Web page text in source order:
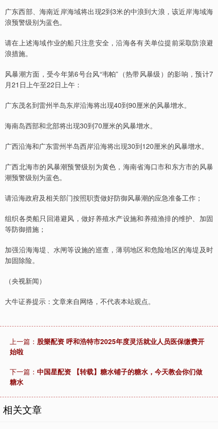
广东西部、海南近岸海域将出现2到3米的中浪到大浪，该近岸海域海
浪预警级别为蓝色。
请在上述海域作业的船只注意安全，沿海各有关单位提前采取防浪避
浪措施。
风暴潮方面，受今年第6号台风“韦帕”（热带风暴级）的影响，预计7
月21日上午至22日上午：
广东茂名到雷州半岛东岸沿海将出现40到90厘米的风暴增水。
海南岛西部和北部将出现30到70厘米的风暴增水。
广西沿海和广东雷州半岛西岸沿海将出现30到120厘米的风暴增水。
广西北海市的风暴潮预警级别为黄色，海南省海口市和东方市的风暴
潮预警级别为蓝色。
请沿海政府及相关部门按照职责做好防御风暴潮的应急准备工作；
组织各类船只回港避风，做好养殖水产设施和养殖渔排的维护、加固
等防御措施；
加强沿海海堤、水闸等设施的巡查，薄弱地区和危险地区的海堤及时
加固除险。
（央视新闻）
大牛证券提示：文章来自网络，不代表本站观点。
上一篇： 股樂配资 呼和浩特市2025年度灵活就业人员医保缴费开
始啦
下一篇： 中国星配资 【转载】糖水铺子的糖水，今天教会你们做
糖水
相关文章